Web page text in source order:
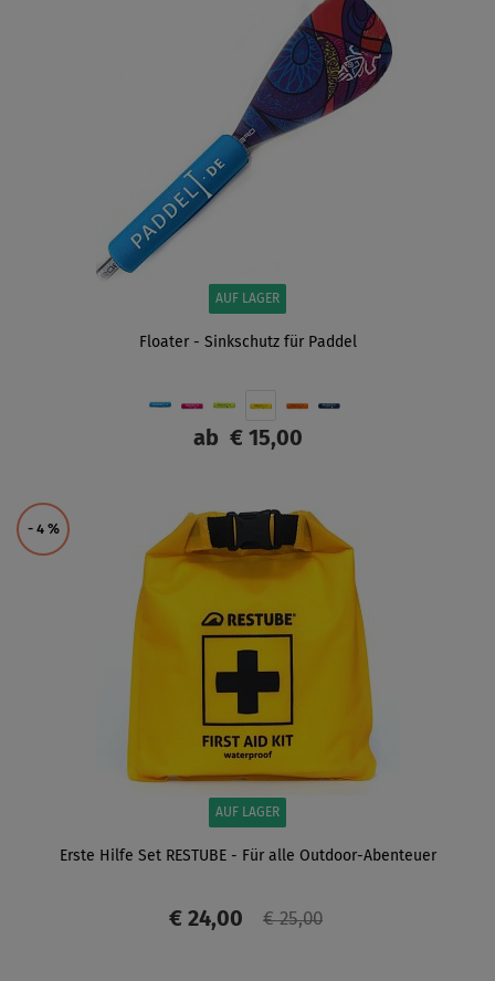
AUF LAGER
Floater - Sinkschutz für Paddel
ab € 15,00
- 4 %
AUF LAGER
Erste Hilfe Set RESTUBE - Für alle Outdoor-Abenteuer
€ 24,00 € 25,00